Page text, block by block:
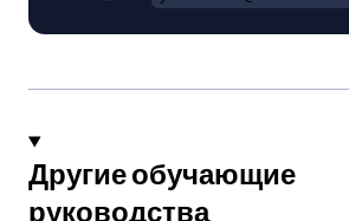
Другие обучающие
руководства